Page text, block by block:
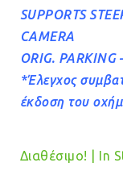
SUPPORTS
CAMERA
ORIG.
*Έλεγχος
έκδοση του
Διαθέσιμο! | In